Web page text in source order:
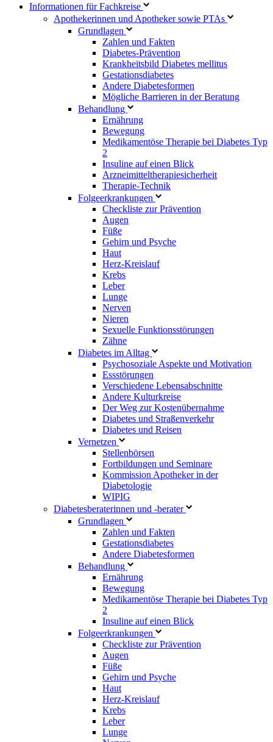
Informationen für Fachkreise
Apothekerinnen und Apotheker sowie PTAs
Grundlagen
Zahlen und Fakten
Diabetes-Prävention
Krankheitsbild Diabetes mellitus
Gestationsdiabetes
Andere Diabetesformen
Mögliche Barrieren in der Beratung
Behandlung
Ernährung
Bewegung
Medikamentöse Therapie bei Diabetes Typ
2
Insuline auf einen Blick
Arzneimitteltherapie­sicherheit
Therapie-Technik
Fol­ge­er­kran­kun­gen
Checkliste zur Prävention
Augen
Füße
Gehirn und Psyche
Haut
Herz-Kreislauf
Krebs
Leber
Lunge
Nerven
Nieren
Sexuelle Funktionsstörungen
Zähne
Diabetes im Alltag
Psychosoziale Aspekte und Motivation
Essstörungen
Verschiedene Lebensabschnitte
Andere Kulturkreise
Der Weg zur Kostenübernahme
Diabetes und Straßenverkehr
Diabetes und Reisen
Vernetzen
Stellenbörsen
Fortbildungen und Seminare
Kommission Apotheker in der
Diabetologie
WIPIG
Diabetesberaterinnen und -berater
Grundlagen
Zahlen und Fakten
Gestationsdiabetes
Andere Diabetesformen
Behandlung
Ernährung
Bewegung
Medikamentöse Therapie bei Diabetes Typ
2
Insuline auf einen Blick
Folgeerkrankungen
Checkliste zur Prävention
Augen
Füße
Gehirn und Psyche
Haut
Herz-Kreislauf
Krebs
Leber
Lunge